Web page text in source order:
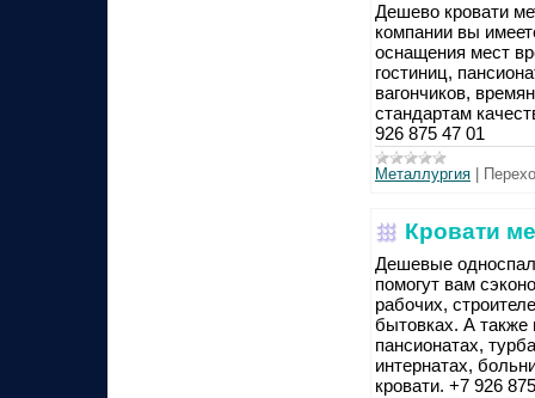
Дешево кровати
компании вы
оснащения мест
гостиниц,
вагончиков,
стандартам
926 875 47 01
Металлургия
Кровати
Дешевые
помогут вам
рабочих,
бытовках. А
пансионатах,
интернатах,
кровати. +7 926